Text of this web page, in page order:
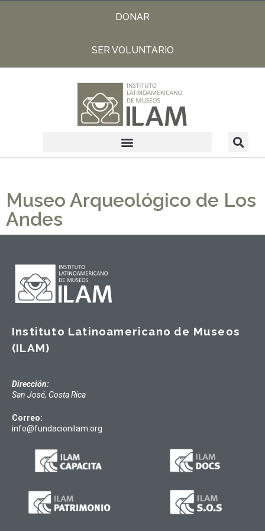
DONAR
SER VOLUNTARIO
Museo Arqueológico de Los
Andes
Instituto Latinoamericano de Museos
(ILAM)
Dirección:
San José, Costa Rica
Correo:
info@fundacionilam.org